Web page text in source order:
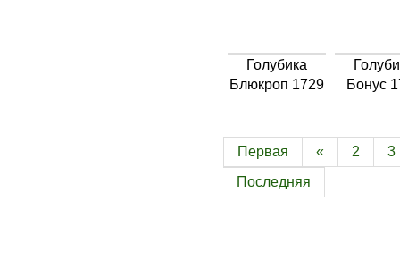
Голубика
Блюкроп 1729
Бонус
Первая « 2
3
Последняя